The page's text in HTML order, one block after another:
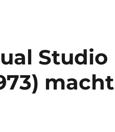
Studio
macht